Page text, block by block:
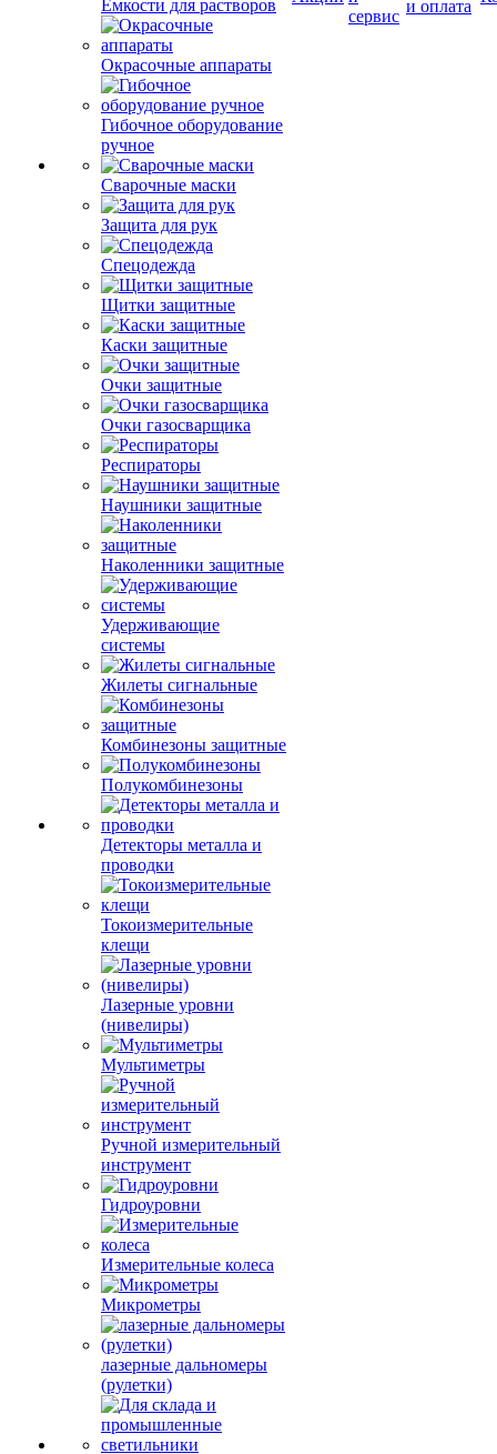
Емкости для растворов
Окрасочные аппараты
Гибочное оборудование
ручное
Сварочные маски
Защита для рук
Спецодежда
Щитки защитные
Каски защитные
Очки защитные
Очки газосварщика
Респираторы
Наушники защитные
Наколенники защитные
Удерживающие
системы
Жилеты сигнальные
Комбинезоны защитные
Полукомбинезоны
Детекторы металла и
проводки
Токоизмерительные
клещи
Лазерные уровни
(нивелиры)
Мультиметры
Ручной измерительный
инструмент
Гидроуровни
Измерительные колеса
Микрометры
лазерные дальномеры
(рулетки)
сервис
и оплата